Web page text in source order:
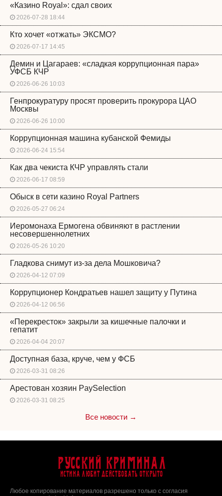
«Казино Royal»: сдал своих
2026-07-28 18:44
Кто хочет «отжать» ЭКСМО?
2026-07-17 14:45
Демин и Цагараев: «сладкая коррупционная пара»
УФСБ КЧР
2026-06-26 10:03
Генпрокуратуру просят проверить прокурора ЦАО
Москвы
2026-06-26 10:00
Коррупционная машина кубанской Фемиды
2026-06-24 15:54
Как два чекиста КЧР управлять стали
2026-06-17 08:59
Обыск в сети казино Royal Partners
2026-05-27 06:24
Иеромонаха Ермогена обвиняют в растлении
несовершеннолетних
2026-05-26 10:20
Гладкова снимут из-за дела Мошковича?
2026-04-12 07:09
Коррупционер Кондратьев нашел защиту у Путина
2026-04-12 06:56
«Перекресток» закрыли за кишечные палочки и
гепатит
2026-04-04 20:07
Доступная база, круче, чем у ФСБ
2026-03-31 08:26
Арестован хозяин PaySelection
2026-03-31 08:25
Все новости →
Русский Криминал
Истина любит действовать открыто
Любое копирование материалов разрешено только с согласия